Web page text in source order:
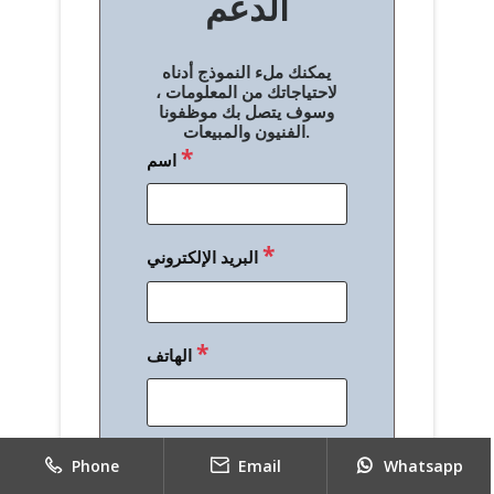
يمكنك ملء النموذج أدناه
لاحتياجاتك من المعلومات ،
وسوف يتصل بك موظفونا
الفنيون والمبيعات.
اسم*
البريد الإلكتروني*
الهاتف*
Phone Email Whatsapp